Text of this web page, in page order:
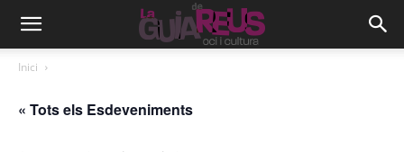
Inici
« Tots els Esdeveniments